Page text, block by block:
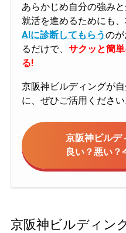
あらかじめ自分の強み
就活を進めるためにも
AIに診断してもらうのが
るだけで、 サクッと簡
る!
京阪神ビルディングが
に、ぜひご活用ください
京阪神ビルデ
良い？悪い？
京阪神ビルディン